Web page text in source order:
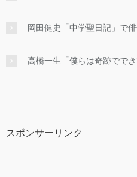
岡田健史「中学聖日記」で
高橋一生「僕らは奇跡でで
スポンサーリンク